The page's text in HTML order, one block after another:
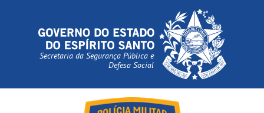
Secretaria da Segurança Pública e
Defesa Social